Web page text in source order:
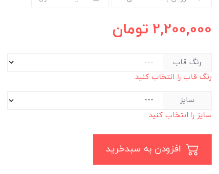
2,200,000 تومان
رنگ قاب
رنگ قاب را انتخاب کنید.
سایز
سایز را انتخاب کنید.